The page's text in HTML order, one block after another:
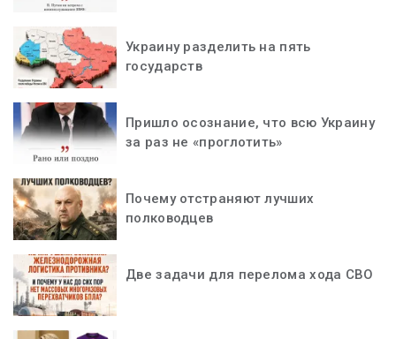
Украину разделить на пять
государств
Пришло осознание, что всю Украину
за раз не «проглотить»
Почему отстраняют лучших
полководцев
Две задачи для перелома хода СВО